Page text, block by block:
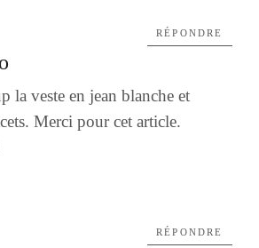
la veste en jean blanche et
Merci pour cet article.
RÉPONDRE
RÉPONDRE